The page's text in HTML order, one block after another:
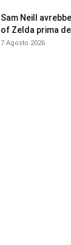
Sam Neill
of Zelda prima
7 Agosto 2026